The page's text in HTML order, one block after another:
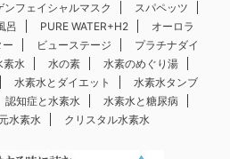
フェイシャルマスク
スパペッツ
呂 PURE WATER+H2
オーロラ
ビューステージ
プラチナダイ
素水 水の素
水素のめぐり湯
水素水とダイエット
水素水タンブ
認知症と水素水
水素水と糖尿病
水素水 クリスタル水素水